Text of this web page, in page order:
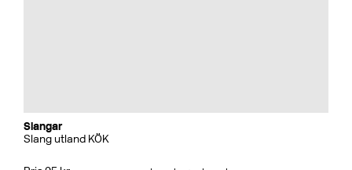
Slangar
Slang utland KÖK